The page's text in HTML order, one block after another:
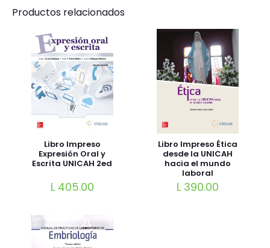
Productos relacionados
Libro Impreso
Expresión Oral y
Escrita UNICAH 2ed
L405.00
Libro Impreso Ética
desde la UNICAH
hacia el mundo
laboral
L 390.00